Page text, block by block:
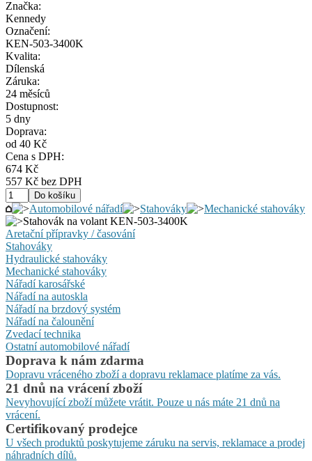
Značka:
Kennedy
Označení:
KEN-503-3400K
Kvalita:
Dílenská
Záruka:
24 měsíců
Dostupnost:
5 dny
Doprava:
od 40 Kč
Cena s DPH:
674 Kč
557 Kč bez DPH
Automobilové nářadí Stahováky
Mechanické stahováky
Stahovák na volant KEN-503-3400K
Aretační přípravky / časování
Stahováky
Hydraulické stahováky
Mechanické stahováky
Nářadí karosářské
Nářadí na autoskla
Nářadí na brzdový systém
Nářadí na čalounění
Zvedací technika
Ostatní automobilové nářadí
Doprava k nám zdarma
Dopravu vráceného zboží a dopravu reklamace platíme za vás.
21 dnů na vrácení zboží
Nevyhovující zboží můžete vrátit. Pouze u nás máte 21 dnů na
vrácení.
Certifikovaný prodejce
U všech produktů poskytujeme záruku na servis, reklamace a prodej
náhradních dílů.